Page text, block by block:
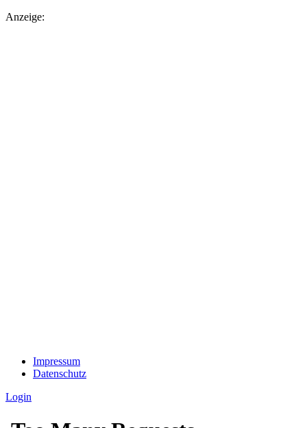
Anzeige:
Impressum
Datenschutz
Login